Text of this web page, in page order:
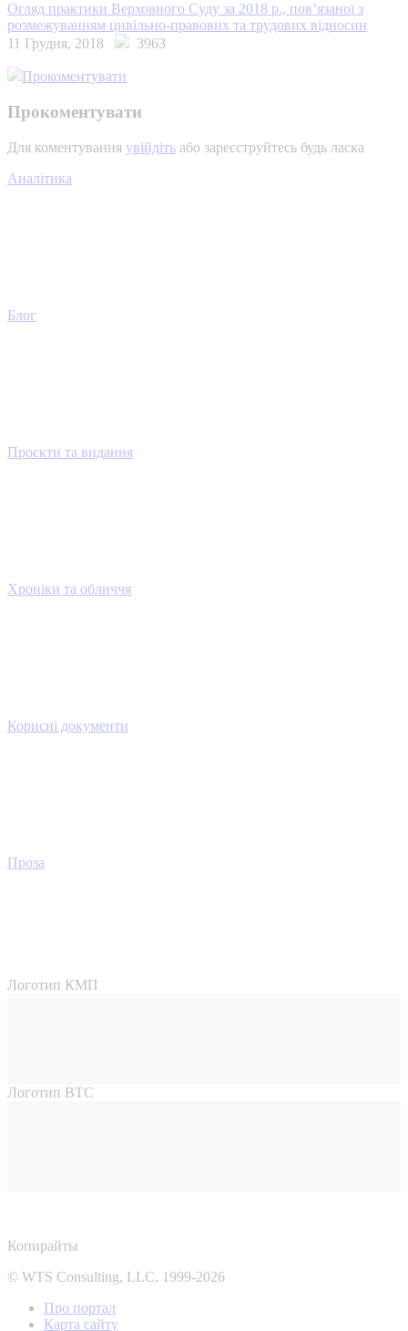
Огляд практики Верховного Суду за 2018 р., пов’язаної з
розмежуванням цивільно-правових та трудових відносин
11 Грудня, 2018
3963
Прокоментувати
Прокоментувати
Для коментування увійдіть або зареєструйтесь будь ласка
Аналітика
Блог
Проєкти та видання
Хроніки та обличчя
Корисні документи
Проза
Логотип КМП
Логотип ВТС
Копирайты
© WTS Consulting, LLC, 1999-2026
Про портал
Карта сайту